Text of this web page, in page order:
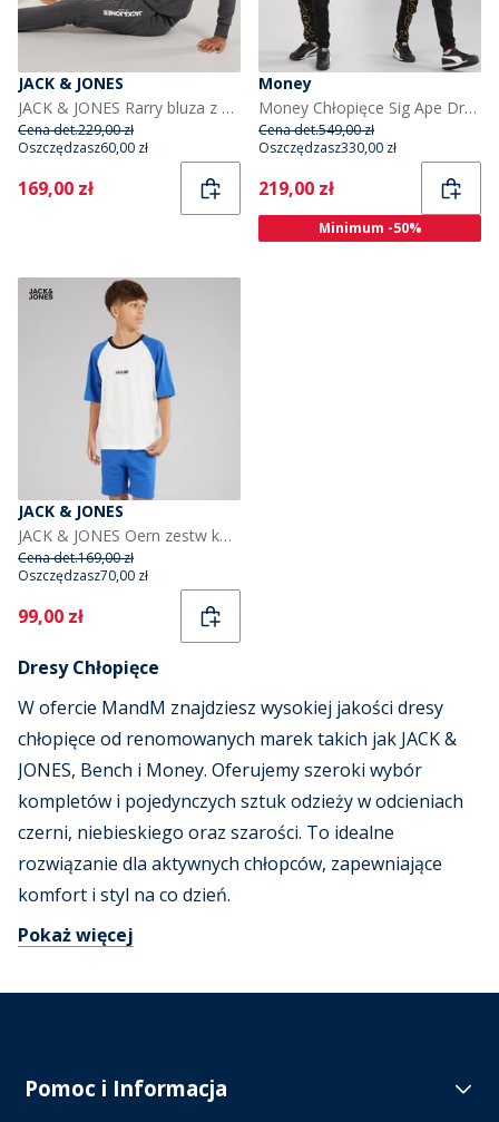
JACK & JONES
JACK & JONES Rarry bluza z kapturem i spodnie dresowe dla chłopca kolor asfaltowy
Cena det.229,00 zł
Oszczędzasz60,00 zł
Current
169,00 zł
Money
Money Chłopięce Sig Ape Dresy Czarny
Cena det.549,00 zł
Oszczędzasz330,00 zł
Current
219,00 zł
Minimum -50%
JACK & JONES
JACK & JONES Oern zestw koszulka I spodenki dla chłopca kolor Beaucoup Blue
Cena det.169,00 zł
Oszczędzasz70,00 zł
Current
99,00 zł
Dresy Chłopięce
W ofercie MandM znajdziesz wysokiej jakości dresy
chłopięce od renomowanych marek takich jak JACK &
JONES, Bench i Money. Oferujemy szeroki wybór
kompletów i pojedynczych sztuk odzieży w odcieniach
czerni, niebieskiego oraz szarości. To idealne
rozwiązanie dla aktywnych chłopców, zapewniające
komfort i styl na co dzień.
Pokaż więcej
Pomoc i Informacja